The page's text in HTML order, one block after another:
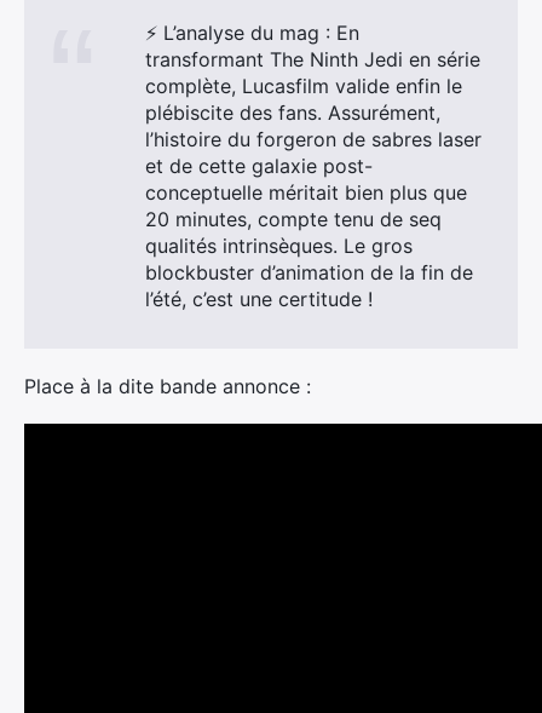
⚡ L’analyse du mag : En
transformant The Ninth Jedi en série
complète, Lucasfilm valide enfin le
plébiscite des fans. Assurément,
l’histoire du forgeron de sabres laser
et de cette galaxie post-
conceptuelle méritait bien plus que
20 minutes, compte tenu de seq
qualités intrinsèques. Le gros
blockbuster d’animation de la fin de
l’été, c’est une certitude !
Place à la dite bande annonce :